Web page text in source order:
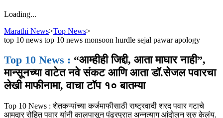
Loading...
Marathi News>Top News>
top 10 news top 10 news monsoon hurdle sejal pawar apology
Top 10 News : “आम्हीही जिद्दी, आता माघार नाही”,
मान्सूनच्या वाटेत नवे संकट आणि आता डॉ.सेजल पवारचा
लेखी माफीनामा, वाचा टॉप १० बातम्या
Top 10 News : शेतकऱ्यांच्या कर्जमाफीसाठी राष्ट्रवादी शरद पवार गटाचे
आमदार रोहित पवार यांनी कालपासून पंढरपुरात अन्नत्याग आंदोलन सुरु केलंय.